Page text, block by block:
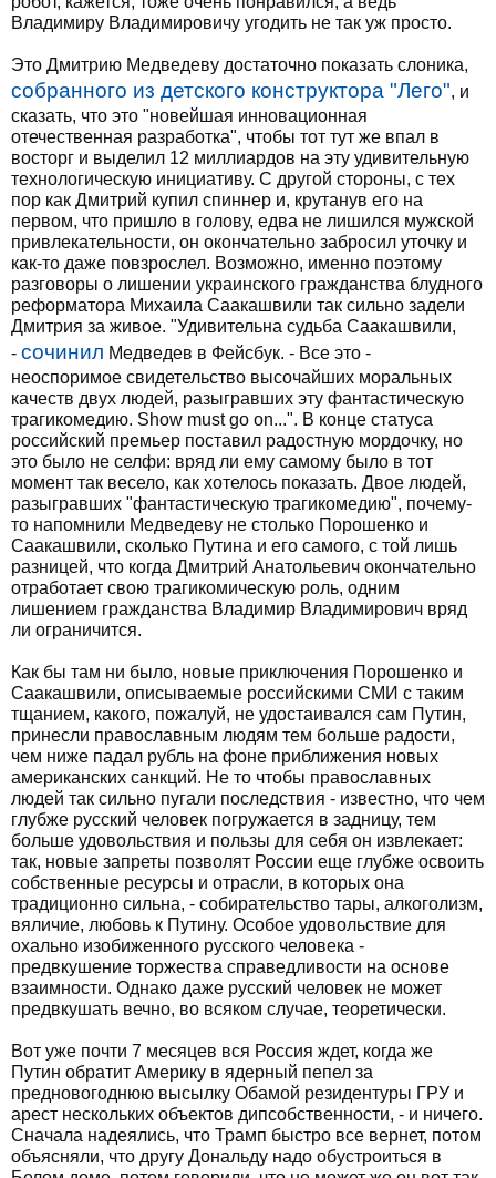
Владимиру Владимировичу угодить не так уж просто.
Это Дмитрию Медведеву достаточно показать слоника,
собранного из детского конструктора "Лего", и
сказать, что это "новейшая инновационная
отечественная разработка", чтобы тот тут же впал в
восторг и выделил 12 миллиардов на эту удивительную
технологическую инициативу. С другой стороны, с тех
пор как Дмитрий купил спиннер и, крутанув его на
первом, что пришло в голову, едва не лишился мужской
привлекательности, он окончательно забросил уточку и
как-то даже повзрослел. Возможно, именно поэтому
разговоры о лишении украинского гражданства блудного
реформатора Михаила Саакашвили так сильно задели
Дмитрия за живое. "Удивительна судьба Саакашвили,
- сочинил Медведев в Фейсбук. - Все это -
неоспоримое свидетельство высочайших моральных
качеств двух людей, разыгравших эту фантастическую
трагикомедию. Show must go on...". В конце статуса
российский премьер поставил радостную мордочку, но
это было не селфи: вряд ли ему самому было в тот
момент так весело, как хотелось показать. Двое людей,
разыгравших "фантастическую трагикомедию", почему-
то напомнили Медведеву не столько Порошенко и
Саакашвили, сколько Путина и его самого, с той лишь
разницей, что когда Дмитрий Анатольевич окончательно
отработает свою трагикомическую роль, одним
лишением гражданства Владимир Владимирович вряд
ли ограничится.
Как бы там ни было, новые приключения Порошенко и
Саакашвили, описываемые российскими СМИ с таким
тщанием, какого, пожалуй, не удостаивался сам Путин,
принесли православным людям тем больше радости,
чем ниже падал рубль на фоне приближения новых
американских санкций. Не то чтобы православных
людей так сильно пугали последствия - известно, что чем
глубже русский человек погружается в задницу, тем
больше удовольствия и пользы для себя он извлекает:
так, новые запреты позволят России еще глубже освоить
собственные ресурсы и отрасли, в которых она
традиционно сильна, - собирательство тары, алкоголизм,
вяличие, любовь к Путину. Особое удовольствие для
охально изобиженного русского человека -
предвкушение торжества справедливости на основе
взаимности. Однако даже русский человек не может
предвкушать вечно, во всяком случае, теоретически.
Вот уже почти 7 месяцев вся Россия ждет, когда же
Путин обратит Америку в ядерный пепел за
предновогоднюю высылку Обамой резидентуры ГРУ и
арест нескольких объектов дипсобственности, - и ничего.
Сначала надеялись, что Трамп быстро все вернет, потом
объясняли, что другу Дональду надо обустроиться в